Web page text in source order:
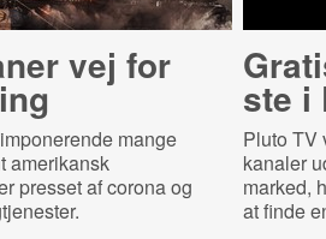
vej for
mange
amerikansk
presset af corona og
ste i
Pluto TV
kanaler
marked,
at finde